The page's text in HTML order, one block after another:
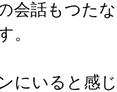
会話もつた
。
にいると感